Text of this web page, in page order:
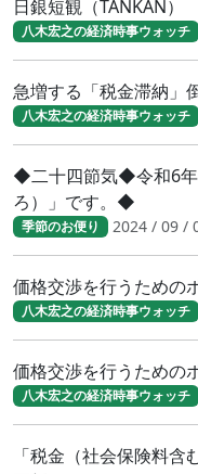
日銀短観（TANKAN）
八木宏之の経済時事ウォッチ
急増する「税金滞納」
八木宏之の経済時事ウォッチ
◆二十四節気◆令和6年
ろ）」です。◆
季節のお便り 2024 / 09 /
価格交渉を行うための
八木宏之の経済時事ウォッチ
価格交渉を行うための
八木宏之の経済時事ウォッチ
「税金（社会保険料